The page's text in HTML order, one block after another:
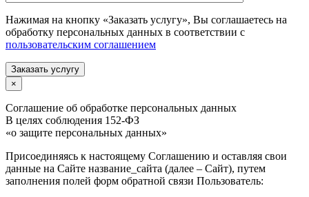
Нажимая на кнопку «Заказать услугу», Вы соглашаетесь на
обработку персональных данных в соответствии с
пользовательским соглашением
Заказать услугу
×
Соглашение об обработке персональных данных
В целях соблюдения 152-ФЗ
«о защите персональных данных»
Присоединяясь к настоящему Соглашению и оставляя свои
данные на Сайте название_сайта (далее – Сайт), путем
заполнения полей форм обратной связи Пользователь: